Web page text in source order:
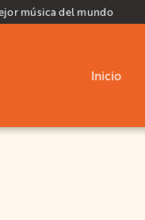
música del mundo
Inicio